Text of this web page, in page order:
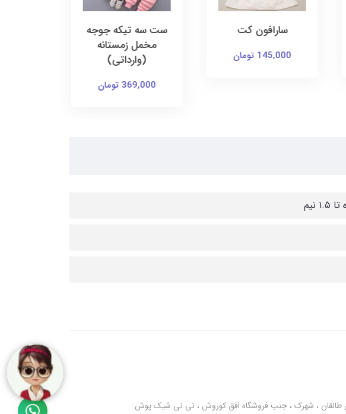
سارافون کت
145,000 تومان
ست سه تیکه جوجه
مخمل زمستانه
(وارداتی)
369,000 تومان
طالقان ، شهرک ، جنب فروشگاه افق کوروش ، نی نی شیک پوش